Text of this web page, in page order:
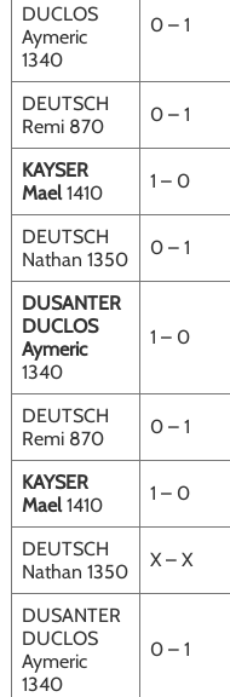
DUCLOS
Aymeric
1340
0 – 1
DEUTSCH
Remi 870
0 – 1
KAYSER
Mael1410
1 – 0
DEUTSCH
Nathan 1350
0 – 1
DUSANTER
DUCLOS
Aymeric
1340
1 – 0
DEUTSCH
Remi 870
0 – 1
KAYSER
Mael1410
1 – 0
DEUTSCH
Nathan 1350
X – X
DUSANTER
DUCLOS
Aymeric
1340
0 – 1